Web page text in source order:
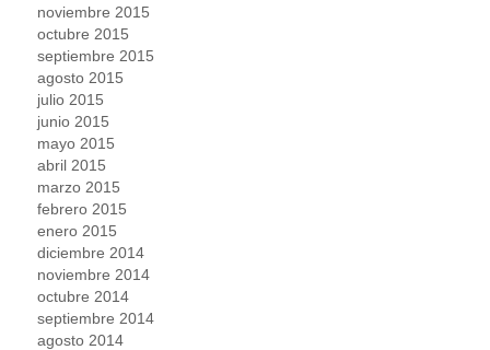
noviembre 2015
octubre 2015
septiembre 2015
agosto 2015
julio 2015
junio 2015
mayo 2015
abril 2015
marzo 2015
febrero 2015
enero 2015
diciembre 2014
noviembre 2014
octubre 2014
septiembre 2014
agosto 2014